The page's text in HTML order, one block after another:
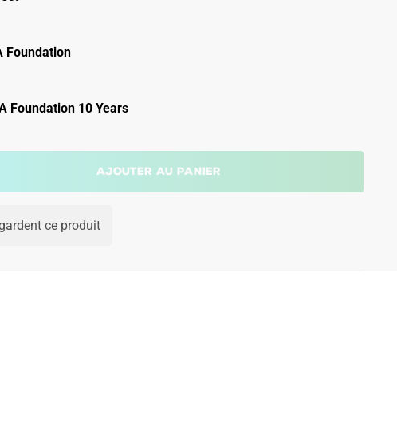
Foundation
Foundation 10 Years
Ajouter au panier
ce produit